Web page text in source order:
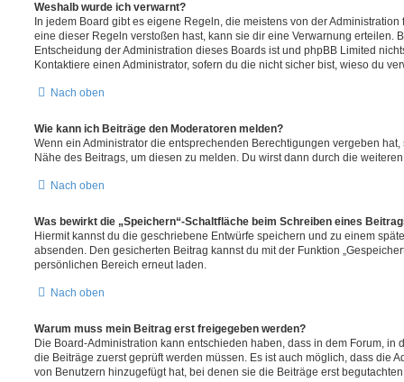
Weshalb wurde ich verwarnt?
In jedem Board gibt es eigene Regeln, die meistens von der
eine dieser Regeln verstoßen hast, kann sie dir eine Verwarnung erteilen.
Entscheidung der Administration dieses Boards ist und phpBB Limited
Kontaktiere einen Administrator, sofern du die nicht sicher bist, wieso du
Nach oben
Wie kann ich Beiträge den Moderatoren melden?
Wenn ein Administrator die entsprechenden Berechtigungen vergeben
Nähe des Beitrags, um diesen zu melden. Du wirst dann durch die
Nach oben
Was bewirkt die „Speichern“-Schaltfläche beim Schreiben eines
Hiermit kannst du die geschriebene Entwürfe speichern und zu einem
absenden. Den gesicherten Beitrag kannst du mit der Funktion
persönlichen Bereich erneut laden.
Nach oben
Warum muss mein Beitrag erst freigegeben werden?
Die Board-Administration kann entschieden haben, dass in dem Forum, in
die Beiträge zuerst geprüft werden müssen. Es ist auch möglich, dass die
von Benutzern hinzugefügt hat, bei denen sie die Beiträge erst